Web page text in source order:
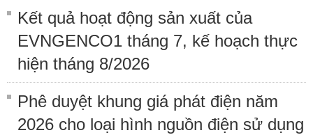
Kết quả hoạt động sản xuất của
EVNGENCO1 tháng 7, kế hoạch thực
hiện tháng 8/2026
Phê duyệt khung giá phát điện năm
2026 cho loại hình nguồn điện sử dụng